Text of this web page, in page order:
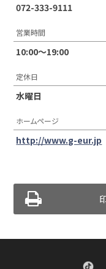
072-333-9111
営業時間
10:00〜19:00
定休日
水曜日
ホームページ
http://www.g-eur.jp